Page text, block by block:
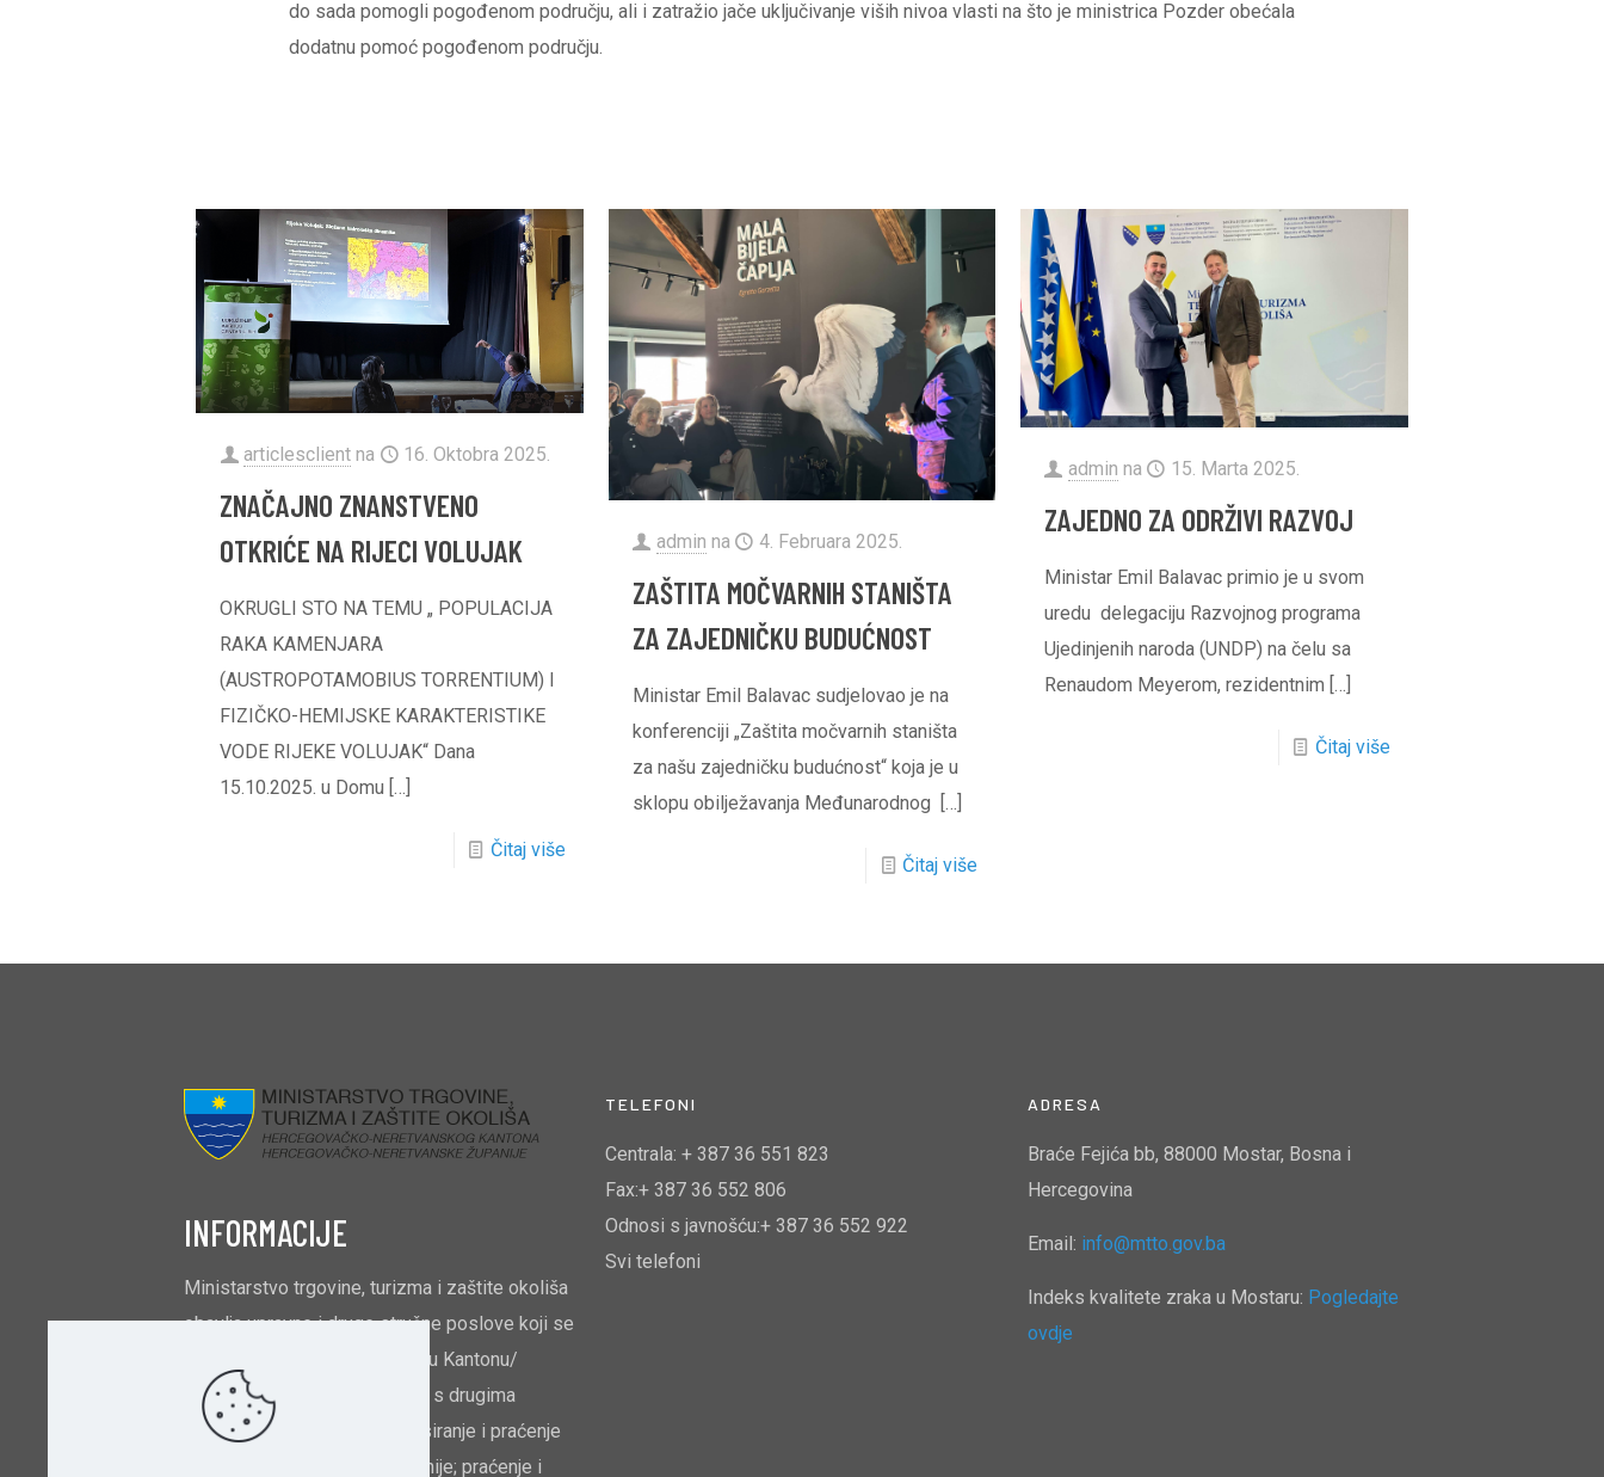
do sada pomogli pogođenom području, ali i zatražio jače uključivanje viših nivoa vlasti na što je ministrica Pozder obećala
dodatnu pomoć pogođenom području.
articlesclient na 16. Oktobra 2025.
ZNAČAJNO ZNANSTVENO
OTKRIĆE NA RIJECI VOLUJAK
OKRUGLI STO NA TEMU „ POPULACIJA
RAKA KAMENJARA
(AUSTROPOTAMOBIUS TORRENTIUM) I
FIZIČKO-HEMIJSKE KARAKTERISTIKE
VODE RIJEKE VOLUJAK“ Dana
15.10.2025. u Domu […]
Čitaj više
admin na 4. Februara 2025.
ZAŠTITA MOČVARNIH STANIŠTA
ZA ZAJEDNIČKU BUDUĆNOST
Ministar Emil Balavac sudjelovao je na
konferenciji „Zaštita močvarnih staništa
za našu zajedničku budućnost“ koja je u
sklopu obilježavanja Međunarodnog […]
Čitaj više
admin na 15. Marta 2025.
ZAJEDNO ZA ODRŽIVI RAZVOJ
Ministar Emil Balavac primio je u svom
uredu delegaciju Razvojnog programa
Ujedinjenih naroda (UNDP) na čelu sa
Renaudom Meyerom, rezidentnim […]
Čitaj više
INFORMACIJE
Ministarstvo trgovine, turizma i zaštite okoliša
obavlja upravne i druge stručne poslove koji se
odnose na: unutarnju trgovinu u Kantonu/
Županiji i ekonomske odnose s drugima
kantonima/županijama; balansiranje i praćenje
opskrbljenosti Kantona/Županije; praćenje i
TELEFONI
Centrala: + 387 36 551 823
Fax:+ 387 36 552 806
Odnosi s javnošću:+ 387 36 552 922
Svi telefoni
ADRESA
Braće Fejića bb, 88000 Mostar, Bosna i
Hercegovina
Email: info@mtto.gov.ba
Indeks kvalitete zraka u Mostaru: Pogledajte
ovdje